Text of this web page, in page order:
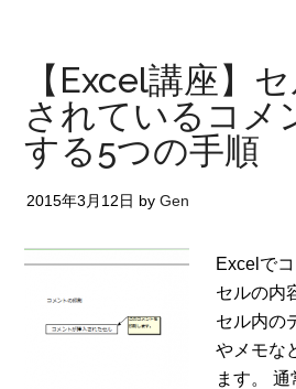
【Excel講座】
されているコメ
する5つの手順
2015年3月12日 byGen
Excelで
セルの内
セル内の
やメモな
ます。